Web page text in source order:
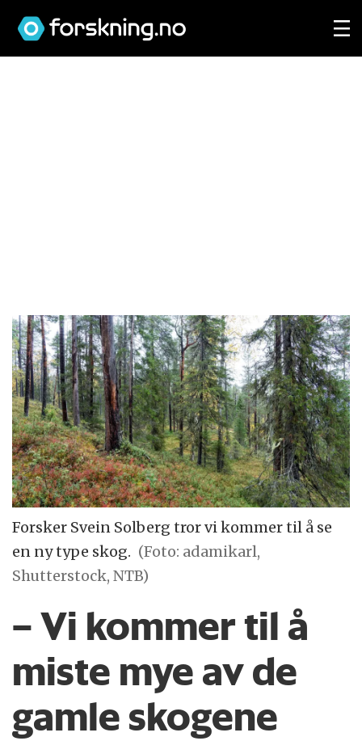
Forsker Svein Solberg tror vi kommer til å se
en ny type skog. (Foto: adamikarl,
Shutterstock, NTB)
– Vi kommer til å
miste mye av de
gamle skogene